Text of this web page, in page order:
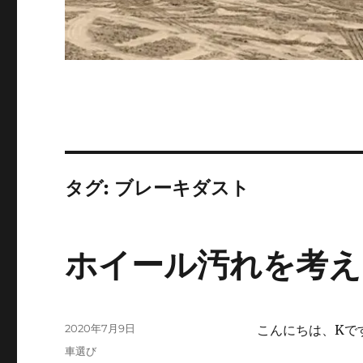
タグ: ブレーキダスト
ホイール汚れを考
こんにちは、Kで
投
稿
2020年7月9日
カ
車選び